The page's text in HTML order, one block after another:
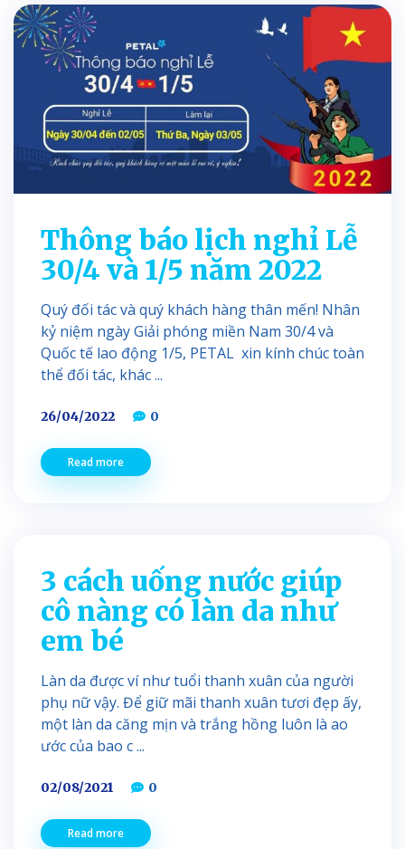
Thông báo lịch nghỉ Lễ
30/4 và 1/5 năm 2022
Quý đối tác và quý khách hàng thân mến! Nhân
kỷ niệm ngày Giải phóng miền Nam 30/4 và
Quốc tế lao động 1/5, PETAL xin kính chúc toàn
thể đối tác, khác ...
26/04/2022 0
Read more
3 cách uống nước giúp
cô nàng có làn da như
em bé
Làn da được ví như tuổi thanh xuân của người
phụ nữ vậy. Để giữ mãi thanh xuân tươi đẹp ấy,
một làn da căng mịn và trắng hồng luôn là ao
ước của bao c ...
02/08/2021 0
Read more